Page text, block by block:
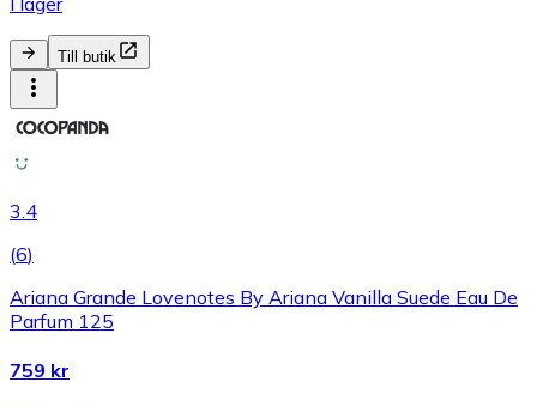
Till butik
3.4
(6)
Ariana Grande Lovenotes By Ariana Vanilla Suede Eau De
Parfum 125
759 kr